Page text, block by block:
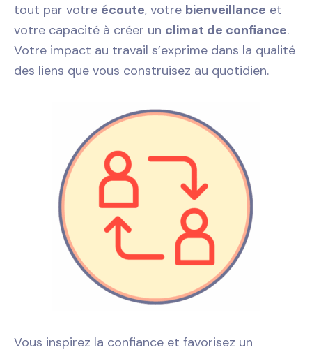
tout par votre écoute, votre bienveillance et
votre capacité à créer un climat de confiance.
Votre impact au travail s’exprime dans la qualité
des liens que vous construisez au quotidien.
Vous inspirez la confiance et favorisez un